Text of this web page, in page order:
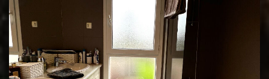
TAUX D'HABITATION
TAXE FONCIÈRE
QUARTIER
PART DES MÉNAGES SANS 25 %